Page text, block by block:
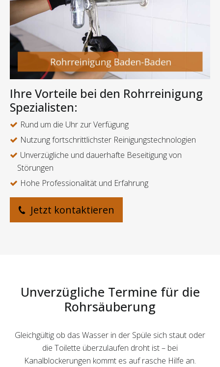
Ihre Vorteile bei den Rohrreinigung
Spezialisten:
Rund um die Uhr zur Verfügung
Nutzung fortschrittlichster Reinigungstechnologien
Unverzügliche und dauerhafte Beseitigung von
Störungen
Hohe Professionalität und Erfahrung
Jetzt kontaktieren
Unverzügliche Termine für die
Rohrsäuberung
Gleichgültig ob das Wasser in der Spüle sich staut oder
die Toilette überzulaufen droht ist – bei
Kanalblockerungen kommt es auf rasche Hilfe an.